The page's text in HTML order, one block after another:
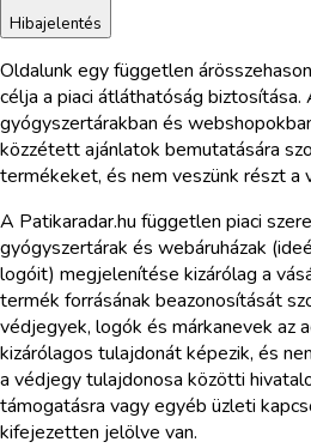
Hibajelentés
Oldalunk egy független
célja a piaci átláthatóság biztosítása.
gyógyszertárakban és
közzétett ajánlatok bemutatására
termékeket, és nem veszünk részt a
A Patikaradar.hu független piaci
gyógyszertárak és webáruházak
logóit) megjelenítése kizárólag a
termék forrásának beazonosítását
védjegyek, logók és márkanevek az
kizárólagos tulajdonát képezik, és
a védjegy tulajdonosa közötti
támogatásra vagy egyéb üzleti
kifejezetten jelölve van.